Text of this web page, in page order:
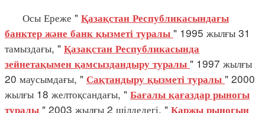
Осы Ереже " Қазақстан Республикасындағы
банктер және банк қызметі туралы " 1995 жылғы 31
тамыздағы, " Қазақстан Республикасында
зейнетақымен қамсыздандыру туралы " 1997 жылғы
20 маусымдағы, " Сақтандыру қызметі туралы " 2000
жылғы 18 желтоқсандағы, " Бағалы қағаздар рыногы
туралы " 2003 жылғы 2 шілдедегі, " Қаржы рыногын